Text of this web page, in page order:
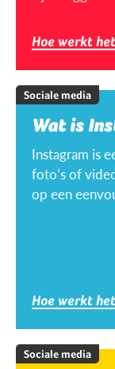
Hoe werkt
Sociale media
Wat is
Instagram is
foto’s of
op een
Hoe werkt
Sociale media